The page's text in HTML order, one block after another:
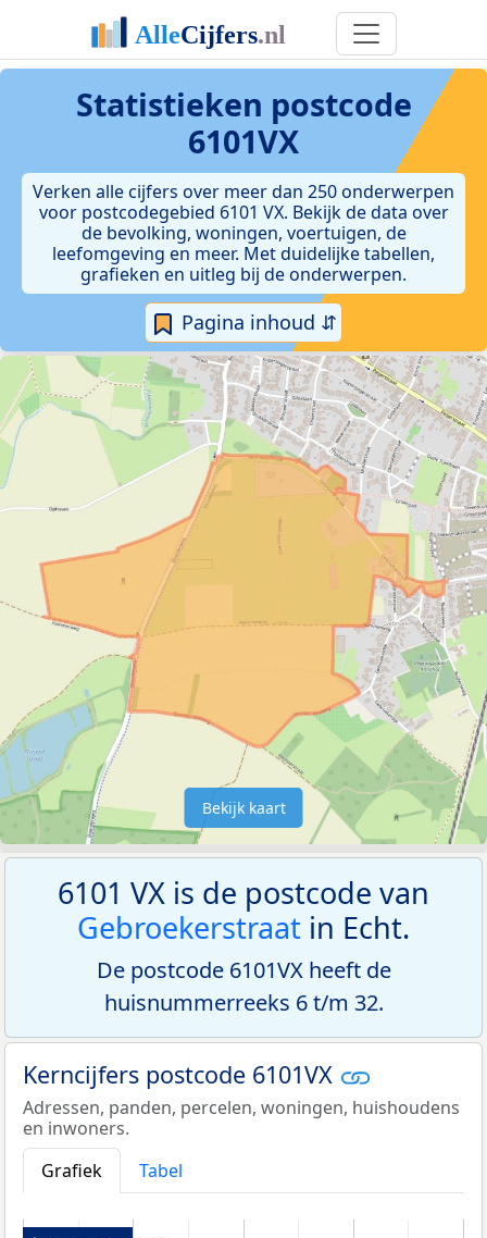
Statistieken postcode
6101VX
Verken alle cijfers over meer dan 250 onderwerpen
voor postcodegebied 6101 VX. Bekijk de data over
de bevolking, woningen, voertuigen, de
leefomgeving en meer. Met duidelijke tabellen,
grafieken en uitleg bij de onderwerpen.
Pagina inhoud ⇵
Bekijk kaart
6101 VX is de postcode van
Gebroekerstraat in Echt.
De postcode 6101VX heeft de
huisnummerreeks 6 t/m 32.
Kerncijfers postcode 6101VX
Adressen, panden, percelen, woningen, huishoudens
en inwoners.
Grafiek
Tabel